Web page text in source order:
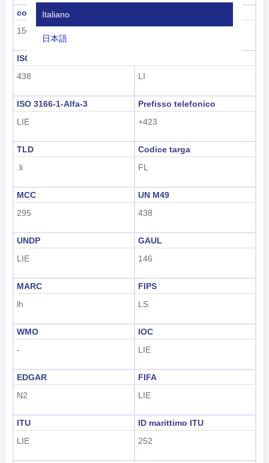
Italiano
日本語
Indonesian
हिंदी
codice regione
150
ISO 3166-1 numerico
438
LI
ISO 3166-1-Alfa-3
LIE
Prefisso telefonico
+423
TLD
.li
Codice targa
FL
MCC
295
UN M49
438
UNDP
LIE
GAUL
146
MARC
lh
FIPS
LS
WMO
-
IOC
LIE
EDGAR
N2
FIFA
LIE
ITU
LIE
ID marittimo ITU
252